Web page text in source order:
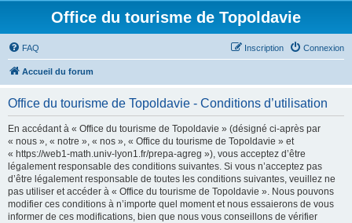
Office du tourisme de Topoldavie
FAQ Connexion
Inscription
Accueil du forum
Office du tourisme de Topoldavie - Conditions d’utilisation
En accédant à « Office du tourisme de Topoldavie » (désigné ci-après par
« nous », « notre », « nos », « Office du tourisme de Topoldavie » et
« https://web1-math.univ-lyon1.fr/prepa-agreg »), vous acceptez d’être
légalement responsable des conditions suivantes. Si vous n’acceptez pas
d’être légalement responsable de toutes les conditions suivantes, veuillez ne
pas utiliser et accéder à « Office du tourisme de Topoldavie ». Nous pouvons
modifier ces conditions à n’importe quel moment et nous essaierons de vous
informer de ces modifications, bien que nous vous conseillons de vérifier